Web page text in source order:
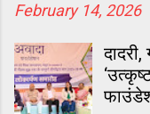
February 14, 2026